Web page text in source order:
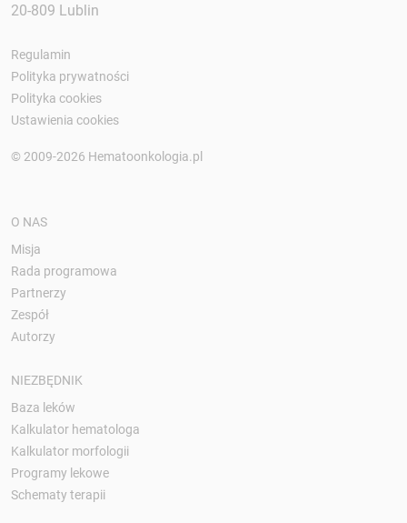
20-809 Lublin
Regulamin
Polityka prywatności
Polityka cookies
Ustawienia cookies
© 2009-2026 Hematoonkologia.pl
O NAS
Misja
Rada programowa
Partnerzy
Zespół
Autorzy
NIEZBĘDNIK
Baza leków
Kalkulator hematologa
Kalkulator morfologii
Programy lekowe
Schematy terapii